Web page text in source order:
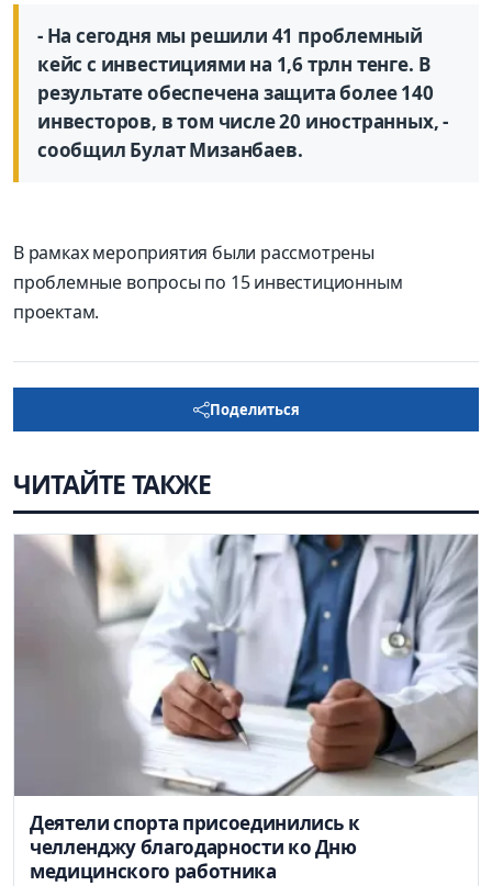
- На сегодня мы решили 41 проблемный
кейс с инвестициями на 1,6 трлн тенге. В
результате обеспечена защита более 140
инвесторов, в том числе 20 иностранных, -
сообщил Булат Мизанбаев.
В рамках мероприятия были рассмотрены
проблемные вопросы по 15 инвестиционным
проектам.
Поделиться
ЧИТАЙТЕ ТАКЖЕ
Деятели спорта присоединились к
челленджу благодарности ко Дню
медицинского работника